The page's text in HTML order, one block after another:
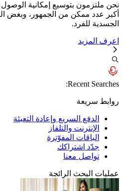
بتوسيع إمكانية الوصول إلى
ممكن من الجمهور، وبغض النظر عن
Recent
السريع وإعادة التعبئة
والتلفاز
المفوّترة
اشتراكك
معنا
الرائجة